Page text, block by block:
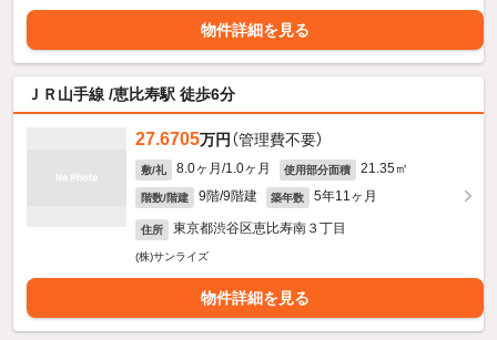
物件詳細を見る
ＪＲ山手線 /恵比寿駅 徒歩6分
27.6705万円 （管理費不要）
敷/礼 8.0ヶ月/1.0ヶ月 使用部分面積 21.35㎡
階数/階建 9階/9階建 築年数 5年11ヶ月
住所 東京都渋谷区恵比寿南３丁目
(株)サンライズ
物件詳細を見る